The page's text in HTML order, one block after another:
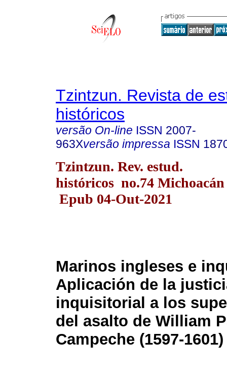
Tzintzun. Revista de
históricos
versão On-line ISSN 2007-
963Xversão impressa ISSN
Tzintzun. Rev. estud.
históricos no.74 Michoacán
Epub 04-Out-2021
Marinos ingleses e
Aplicación de la
inquisitorial a los
del asalto de William
Campeche (1597-1601)